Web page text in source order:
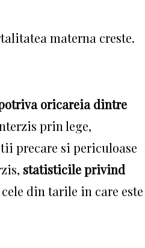
materna creste.
oricareia dintre
prin lege,
precare si periculoase
statisticile privind
din tarile in care este